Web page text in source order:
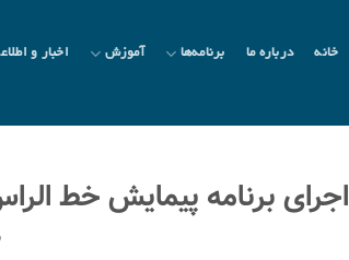
خانه درباره ما برنامه‌ها آموزش اخبار و
اجرای برنامه پیمایش خط